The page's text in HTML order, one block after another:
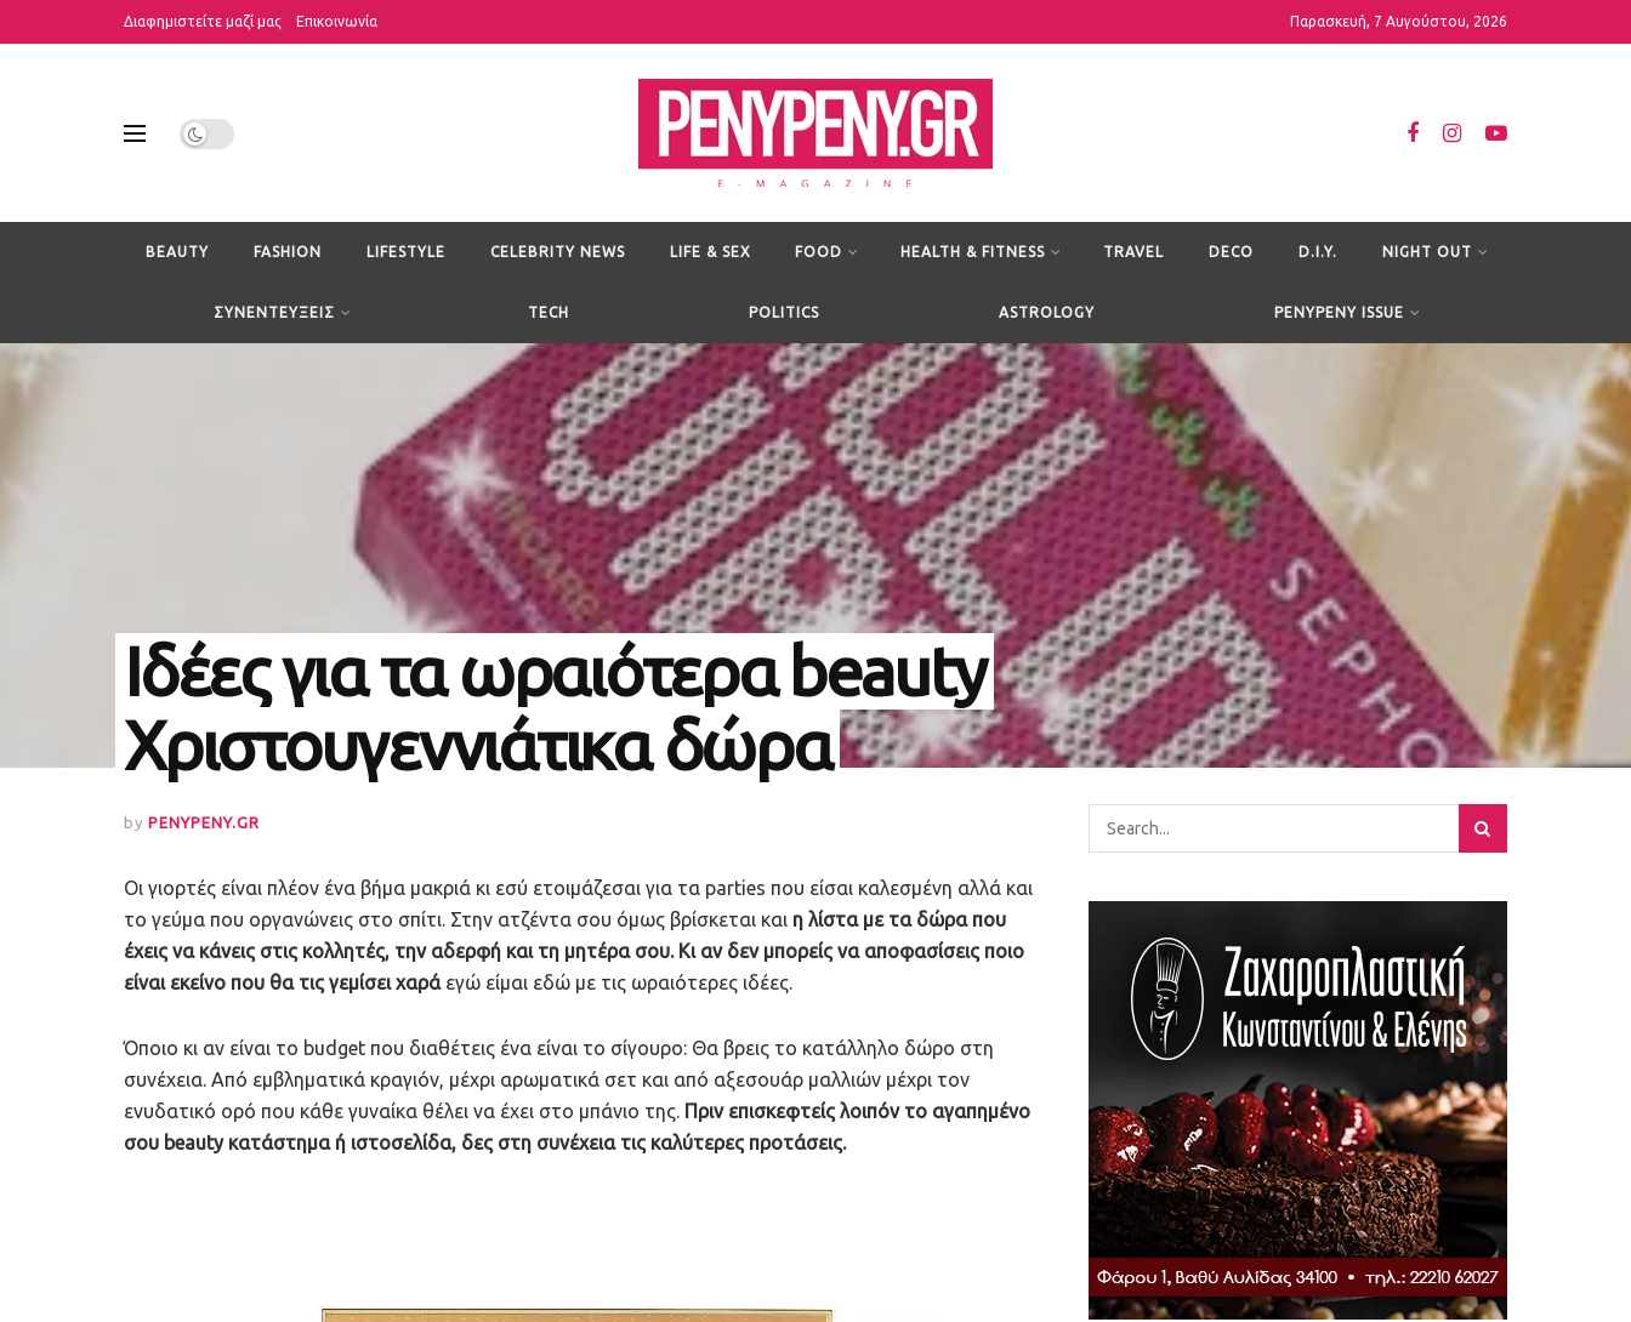
Διαφημιστείτε μαζί μας Επικοινωνία Παρασκευή, 7 Αυγούστου, 2026
BEAUTY FASHION LIFESTYLE CELEBRITY NEWS LIFE & SEX FOOD HEALTH & FITNESS TRAVEL DECO D.I.Y. NIGHT OUT
ΣΥΝΕΝΤΕΥΞΕΙΣ TECH POLITICS ASTROLOGY PENYPENY ISSUE
Ιδέες για τα ωραιότερα beauty
Χριστουγεννιάτικα δώρα
by PENYPENY.GR
Οι γιορτές είναι πλέον ένα βήμα μακριά κι εσύ ετοιμάζεσαι για τα parties που είσαι καλεσμένη αλλά και
το γεύμα που οργανώνεις στο σπίτι. Στην ατζέντα σου όμως βρίσκεται και η λίστα με τα δώρα που
έχεις να κάνεις στις κολλητές, την αδερφή και τη μητέρα σου. Κι αν δεν μπορείς να αποφασίσεις ποιο
είναι εκείνο που θα τις γεμίσει χαράεγώ είμαι εδώ με τις ωραιότερες ιδέες.
Όποιο κι αν είναι το budget που διαθέτεις ένα είναι το σίγουρο: Θα βρεις το κατάλληλο δώρο στη
συνέχεια. Από εμβληματικά κραγιόν, μέχρι αρωματικά σετ και από αξεσουάρ μαλλιών μέχρι τον
ενυδατικό ορό που κάθε γυναίκα θέλει να έχει στο μπάνιο της. Πριν επισκεφτείς λοιπόν το αγαπημένο
σου beauty κατάστημα ή ιστοσελίδα, δες στη συνέχεια τις καλύτερες προτάσεις.